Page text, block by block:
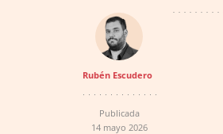
Rubén Escudero
Publicada
14 mayo 2026